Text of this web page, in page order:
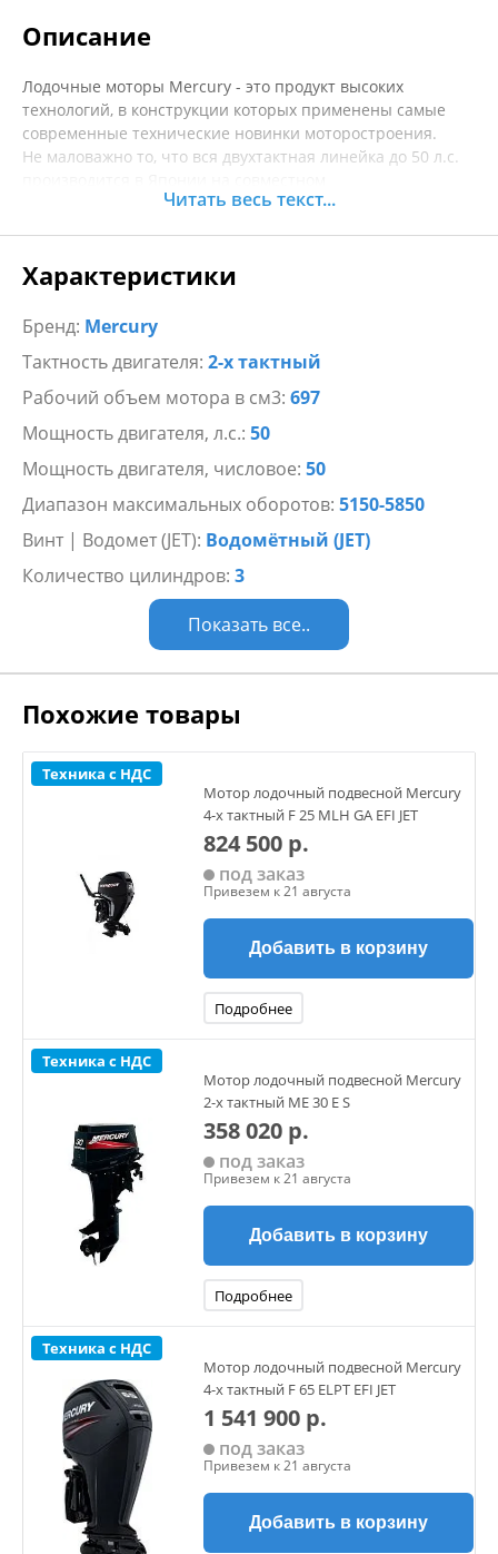
Описание
Лодочные моторы Mercury - это продукт высоких
технологий, в конструкции которых применены самые
современные технические новинки моторостроения.
Не маловажно то, что вся двухтактная линейка до 50 л.с.
предприятии Tohatsu Marine Corporation.
производства тайвань X-Power для моторов
Tohatsu/Mercury 40-50 сил.
Этот комплект предназначен для средних лодок, которым
приходится преодолевать сложности мелких рек и крутых,
категорийных порогов.
При его создании были использованы хорошо
отработанные технологии. Водометный мотор
сконструирован простым и надежным.
Им легко управлять, и он требует минимум ухода. Насос
водометной приставки сконструирован таким образом,
чтобы избежать лишних потерь мощности.
Его характеристики почти соответствуют винтовому
приводу.
Трёхцелиндровый двигатель с объемом 697 см3,
обеспечивает ровную работу мотора и минимальный
расход топлива.
Простота в эксплуатации
Читать весь текст...
Характеристики
Бренд: Mercury
Тактность двигателя: 2-х тактный
Рабочий объем мотора в см3: 697
Мощность двигателя, л.с.: 50
Мощность двигателя, числовое: 50
Диапазон максимальных оборотов: 5150-5850
Винт | Водомет (JET): Водомётный (JET)
Количество цилиндров: 3
Показать все..
Похожие товары
Техника с НДС
Мотор лодочный подвесной Mercury
4-х тактный F 25 MLH GA EFI JET
824 500 р.
под заказ
Привезем к 21 августа
Добавить в корзину
Подробнее
Техника с НДС
Мотор лодочный подвесной Mercury
2-х тактный ME 30 E S
358 020 р.
под заказ
Привезем к 21 августа
Добавить в корзину
Подробнее
Техника с НДС
Мотор лодочный подвесной Mercury
4-х тактный F 65 ELPT EFI JET
1 541 900 р.
под заказ
Привезем к 21 августа
Добавить в корзину